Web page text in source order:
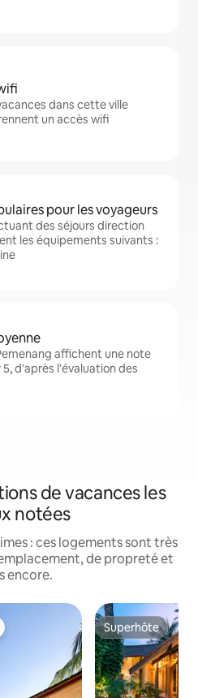
dans cette ville
un accès wifi
pour les voyageurs
des séjours direction
les équipements suivants :
affichent une note
5, d'après l'évaluation des
de vacances les
notées
: ces logements sont très
de propreté et
encore.
Superhôte
Superhôte